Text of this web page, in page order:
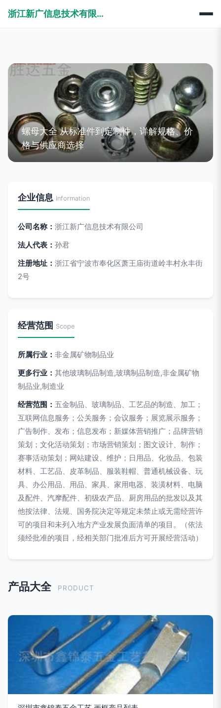
浙江新广信息技术有限公司
螺母大全 从标准件到定制件，详解规格、价
格与供应商选择
企业信息 Information
公司名称： 浙江新广信息技术有限公司
法人代表： 孙君
注册地址： 浙江省宁波市奉化区萧王庙街道岭丰村永丰街
2号
经营范围 Scope
所属行业： 非金属矿物制品业
更多行业： 其他玻璃制品制造,玻璃制品制造,非金属矿物
制品业,制造业
经营范围： 五金制品、玻璃制品、工艺品的制造、加工；
互联网信息服务；公关服务；会议服务；展览展示服务；
广告制作、发布；信息发布；新媒体营销推广；品牌营销
策划；文化活动策划；市场营销策划；图文设计、制作；
赛事活动策划；网站建设、维护；日用品、化妆品、包装
材料、工艺品、皮革制品、服装鞋帽、普通机械设备、玩
具、办公用品、用品、家具、家用电器、装潢材料、电脑
及配件、汽摩配件、初级农产品、厨房用品的批发以及其
他按法律、法规、国务院决定等规定未禁止或无需经营许
可的项目和未列入地方产业发展负面清单的项目。（依法
须经批准的项目，经相关部门批准后方可开展经营活动）
产品大全 PRODUCT